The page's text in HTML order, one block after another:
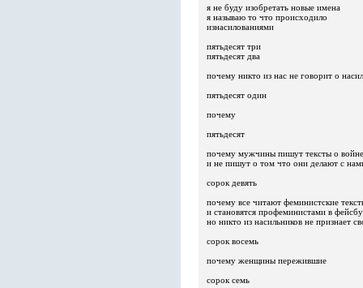
я не буду изобретать новые имена
я называю то что происходило
изнасилованиями
пятьдесят три
пятьдесят два
почему никто из нас не говорит о
пятьдесят один
почему
пятьдесят
почему мужчины пишут тексты о
и не пишут о том что они делают с
сорок девять
почему все читают феминистские
и становятся профеминистами в
но никто из насильников не признает
сорок восемь
почему женщины пережившие
сорок семь